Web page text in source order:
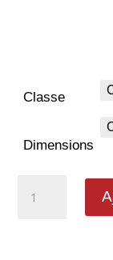
Classe
Dimensions
de
Informations